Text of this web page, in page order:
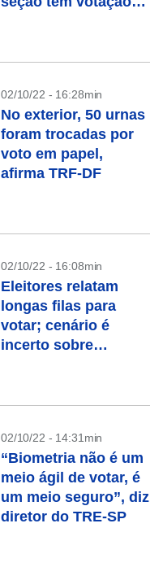
02/10/22 - 16:28min
No exterior, 50 urnas
foram trocadas por
voto em papel,
afirma TRF-DF
02/10/22 - 16:08min
Eleitores relatam
longas filas para
votar; cenário é
incerto sobre
02/10/22 - 14:31min
“Biometria não é um
meio ágil de votar, é
um meio seguro”, diz
diretor do TRE-SP